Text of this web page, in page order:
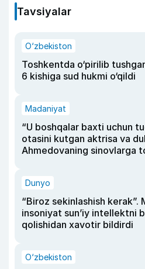
Tavsiyalar
O‘zbekiston
Toshkentda o‘pirilib
6 kishiga sud hukmi o‘qildi
Madaniyat
“U boshqalar baxti uchun
otasini kutgan aktrisa va
Ahmedovaning sinovlarga
Dunyo
“Biroz sekinlashish kerak”.
insoniyat sun’iy intellektni
qolishidan xavotir bildirdi
O‘zbekiston